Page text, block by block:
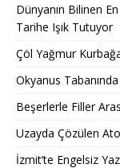
Dünyanın Bilinen
Tarihe Işık Tutuyor
Çöl Yağmur
Okyanus Tabanında
Beşerlerle Filler
Uzayda Çözülen
İzmit’te Engelsiz